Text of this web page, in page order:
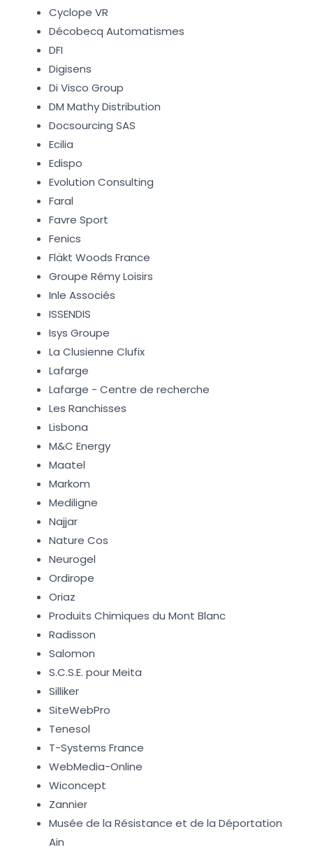
Cyclope VR
Décobecq Automatismes
DFI
Digisens
Di Visco Group
DM Mathy Distribution
Docsourcing SAS
Ecilia
Edispo
Evolution Consulting
Faral
Favre Sport
Fenics
Fläkt Woods France
Groupe Rémy Loisirs
Inle Associés
ISSENDIS
Isys Groupe
La Clusienne Clufix
Lafarge
Lafarge - Centre de recherche
Les Ranchisses
Lisbona
M&C Energy
Maatel
Markom
Mediligne
Najjar
Nature Cos
Neurogel
Ordirope
Oriaz
Produits Chimiques du Mont Blanc
Radisson
Salomon
S.C.S.E. pour Meita
Silliker
SiteWebPro
Tenesol
T-Systems France
WebMedia-Online
Wiconcept
Zannier
Musée de la Résistance et de la Déportation
Ain